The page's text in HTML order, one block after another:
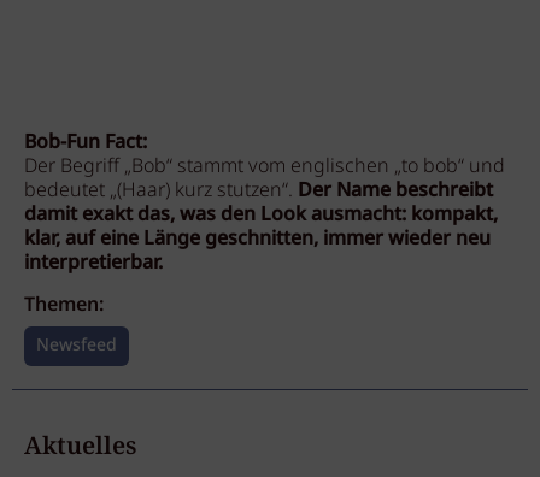
Bob-Fun Fact:
Der Begriff „Bob“ stammt vom englischen „to bob“ und
bedeutet „(Haar) kurz stutzen“. Der Name beschreibt
damit exakt das, was den Look ausmacht: kompakt,
klar, auf eine Länge geschnitten, immer wieder neu
interpretierbar.
Themen:
Newsfeed
Aktuelles